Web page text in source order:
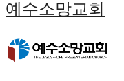
예수소망교회